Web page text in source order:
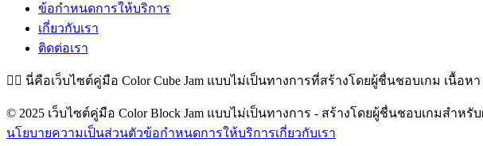
ข้อกำหนดการให้บริการ
เกี่ยวกับเรา
ติดต่อเรา
👉🏻 นี่คือเว็บไซต์คู่มือ Color Cube Jam แบบไม่เป็นทางการที่สร้างโดยผู้ชื่นชอบเกม เนื้อ
© 2025 เว็บไซต์คู่มือ Color Block Jam แบบไม่เป็นทางการ - สร้างโดยผู้ชื่นชอบเกมสำหรั
นโยบายความเป็นส่วนตัวข้อกำหนดการให้บริการเกี่ยวกับเรา